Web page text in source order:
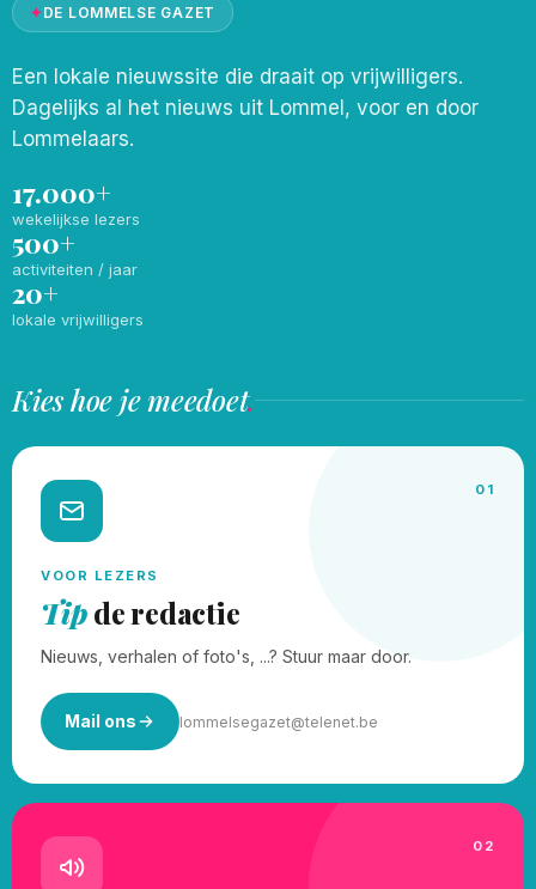
✦DE LOMMELSE GAZET
Een lokale nieuwssite die draait op vrijwilligers.
Dagelijks al het nieuws uit Lommel, voor en door
Lommelaars.
17.000+
wekelijkse lezers
500+
activiteiten / jaar
20+
lokale vrijwilligers
Kies hoe je meedoet.
01
VOOR LEZERS
Tipde redactie
Nieuws, verhalen of foto's, ...? Stuur maar door.
Mail ons lommelsegazet@telenet.be
02